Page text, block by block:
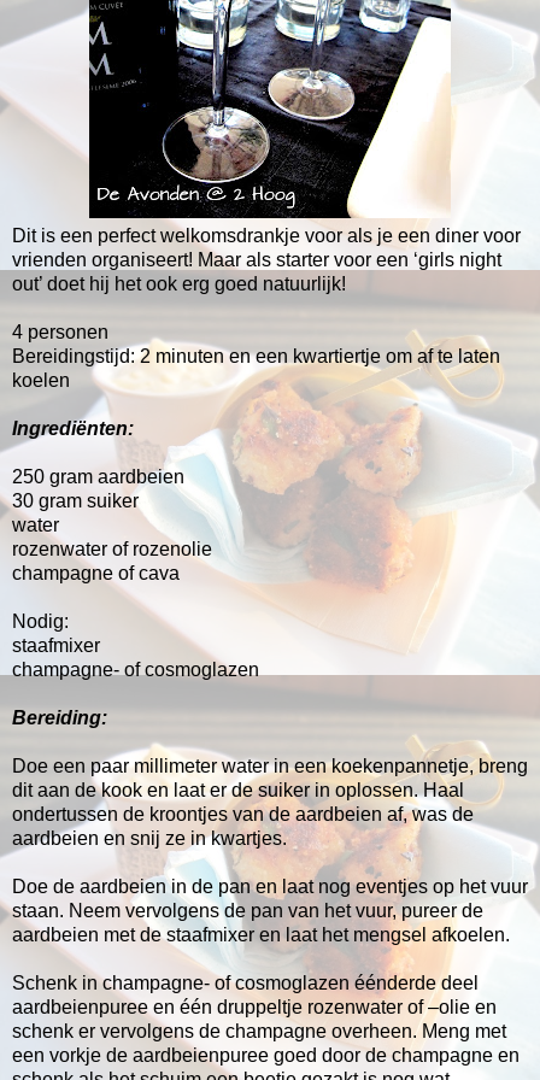
Dit is een perfect welkomsdrankje voor als je een diner voor
vrienden organiseert! Maar als starter voor een ‘girls night
out’ doet hij het ook erg goed natuurlijk!
4 personen
Bereidingstijd: 2 minuten en een kwartiertje om af te laten
koelen
Ingrediënten:
250 gram aardbeien
30 gram suiker
water
rozenwater of rozenolie
champagne of cava
Nodig:
staafmixer
champagne- of cosmoglazen
Bereiding:
Doe een paar millimeter water in een koekenpannetje, breng
dit aan de kook en laat er de suiker in oplossen. Haal
ondertussen de kroontjes van de aardbeien af, was de
aardbeien en snij ze in kwartjes.
Doe de aardbeien in de pan en laat nog eventjes op het vuur
staan. Neem vervolgens de pan van het vuur, pureer de
aardbeien met de staafmixer en laat het mengsel afkoelen.
Schenk in champagne- of cosmoglazen éénderde deel
aardbeienpuree en één druppeltje rozenwater of –olie en
schenk er vervolgens de champagne overheen. Meng met
een vorkje de aardbeienpuree goed door de champagne en